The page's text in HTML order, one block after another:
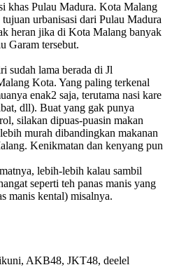
khas Pulau Madura. Kota Malang
urbanisasi dari Pulau Madura
heran jika di Kota Malang banyak
Garam tersebut.
sudah lama berada di Jl
Kota. Yang paling terkenal
enak2 saja, terutama nasi kare
dll). Buat yang gak punya
silakan dipuas-puasin makan
murah dibandingkan makanan
Kenikmatan dan kenyang pun
lebih-lebih kalau sambil
seperti teh panas manis yang
manis kental) misalnya.
AKB48, JKT48, deelel